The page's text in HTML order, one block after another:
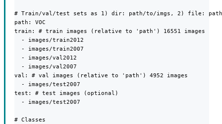
# Train/val/test sets as 1) dir: path/to/imgs, 2) file:
path: VOC
train: # train images (relative to 'path') 16551 images
  - images/train2012
  - images/train2007
  - images/val2012
  - images/val2007
val: # val images (relative to 'path') 4952 images
  - images/test2007
test: # test images (optional)
  - images/test2007
# Classes